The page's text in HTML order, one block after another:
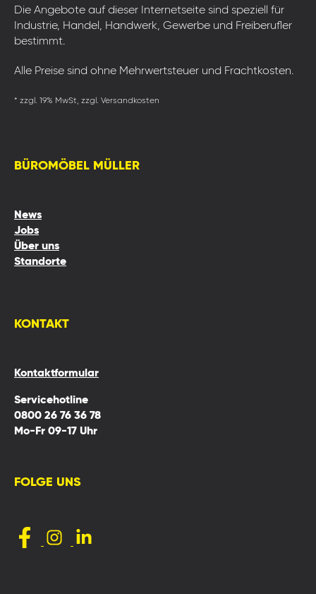
Die Angebote auf dieser Internetseite sind speziell für
Industrie, Handel, Handwerk, Gewerbe und Freiberufler
bestimmt.
Alle Preise sind ohne Mehrwertsteuer und Frachtkosten.
* zzgl. 19% MwSt, zzgl. Versandkosten
BÜROMÖBEL MÜLLER
News
Jobs
Über uns
Standorte
KONTAKT
Kontaktformular
Servicehotline
0800 26 76 36 78
Mo-Fr 09-17 Uhr
FOLGE UNS